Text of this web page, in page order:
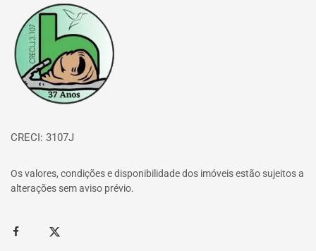
Página inicial
CRECI: 3107J
Os valores, condições e disponibilidade dos imóveis estão sujeitos a
alterações sem aviso prévio.
FacebookTwitter